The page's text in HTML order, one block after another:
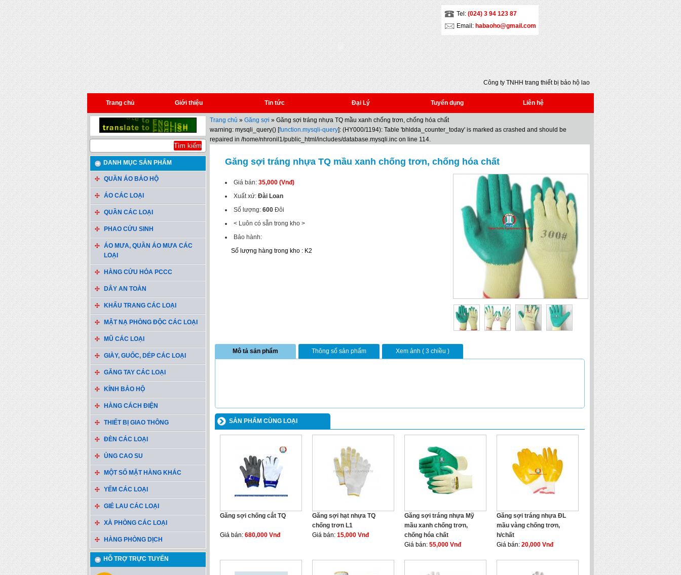
Tel: (024) 3 94 123 87
Email: habaoho@gmail.com
Công ty TNHH trang thiết bị bảo hộ lao động
Đại An - Địa chỉ: Số 5 - Yết Kiêu - Quận Hai Bà
Trưng - Hà Nội - Tel: (024) 3 941 2386 * Fax:
(024) 3 941 2386 * Email:
Trang chủ Giới thiệu Tin tức Đại Lý Tuyển dụng Liên hệ
DANH MỤC SẢN PHẨM
QUẦN ÁO BẢO HỘ
ÁO CÁC LOẠI
QUẦN CÁC LOẠI
PHAO CỨU SINH
ÁO MƯA, QUẦN ÁO MƯA CÁC
LOẠI
HÀNG CỨU HỎA PCCC
DÂY AN TOÀN
KHẨU TRANG CÁC LOẠI
MẶT NẠ PHÒNG ĐỘC CÁC LOẠI
MŨ CÁC LOẠI
GIÀY, GUỐC, DÉP CÁC LOẠI
GĂNG TAY CÁC LOẠI
KÍNH BẢO HỘ
HÀNG CÁCH ĐIỆN
THIẾT BỊ GIAO THÔNG
ĐÈN CÁC LOẠI
ỦNG CAO SU
MỘT SỐ MẶT HÀNG KHÁC
YẾM CÁC LOẠI
GIẺ LAU CÁC LOẠI
XÀ PHÒNG CÁC LOẠI
HÀNG PHÒNG DỊCH
HỖ TRỢ TRỰC TUYẾN
Trang chủ » Găng sợi » Găng sợi tráng nhựa TQ mầu xanh chống trơn, chống hóa chất
warning: mysqli_query() [function.mysqli-query]: (HY000/1194): Table 'bhldda_counter_today' is marked as crashed and should be
repaired in /home/nhronil1/public_html/includes/database.mysqli.inc on line 114.
Găng sợi tráng nhựa TQ mầu xanh chống trơn, chống hóa chất
Giá bán: 35,000 (Vnđ)
Xuất xứ: Đài Loan
Số lượng: 600 Đôi
< Luôn có sẵn trong kho >
Bảo hành:
Số lượng hàng trong kho : K2
Mô tả sản phẩm Thông số sản phẩm Xem ảnh ( 3 chiều )
SẢN PHẨM CÙNG LOẠI
Găng sợi chống cắt TQ
Giá bán: 680,000 Vnđ
Găng sợi hạt nhựa TQ
chống trơn L1
Giá bán: 15,000 Vnđ
Găng sợi tráng nhựa Mỹ
mầu xanh chống trơn,
chống hóa chất
Giá bán: 55,000 Vnđ
Găng sợi tráng nhựa ĐL
mầu vàng chống trơn,
h/chất
Giá bán: 20,000 Vnđ